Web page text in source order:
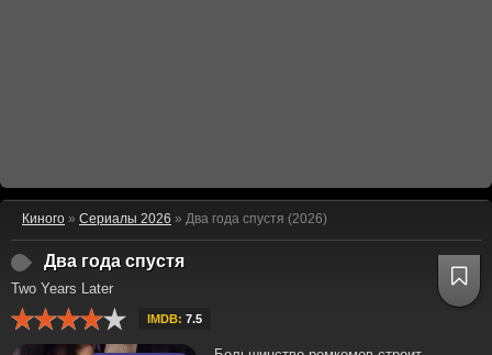
Киного » Сериалы 2026 » Два года спустя (2026)
Два года спустя
Two Years Later
IMDB: 7.5